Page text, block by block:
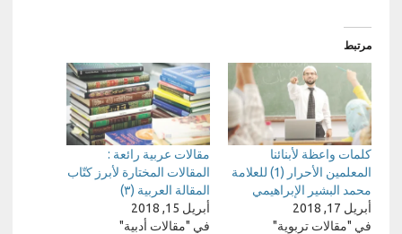
مرتبط
كلمات واعظة لأبنائنا
المعلمين الأحرار (1) للعلامة
محمد البشير الإبراهيمي
أبريل 17, 2018
في "مقالات تربوية"
مقالات عربية رائعة :
المقالات المختارة لأبرز كتّاب
المقالة العربية (٣)
أبريل 15, 2018
في "مقالات أدبية"